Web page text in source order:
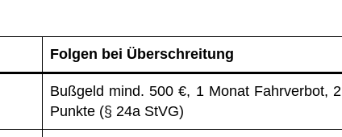
Folgen bei Überschreitung
Bußgeld mind. 500 €, 1 Monat Fahrverbot, 2
Punkte (§ 24a StVG)